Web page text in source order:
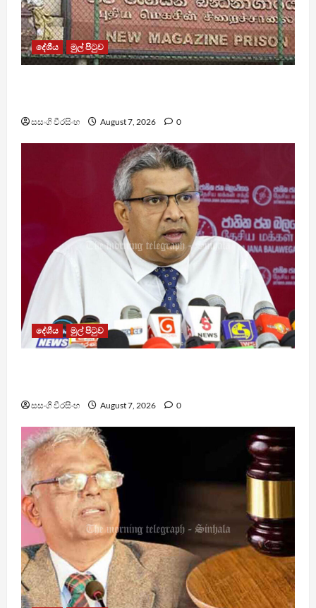
දේශීය මුල් පිටුව
සසංගි වීරසිංහ August 7, 2026 0
දේශීය මුල් පිටුව
සසංගි වීරසිංහ August 7, 2026 0